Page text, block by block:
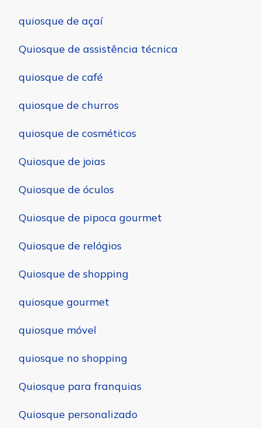
quiosque de açaí
Quiosque de assistência técnica
quiosque de café
quiosque de churros
quiosque de cosméticos
Quiosque de joias
Quiosque de óculos
Quiosque de pipoca gourmet
Quiosque de relógios
Quiosque de shopping
quiosque gourmet
quiosque móvel
quiosque no shopping
Quiosque para franquias
Quiosque personalizado